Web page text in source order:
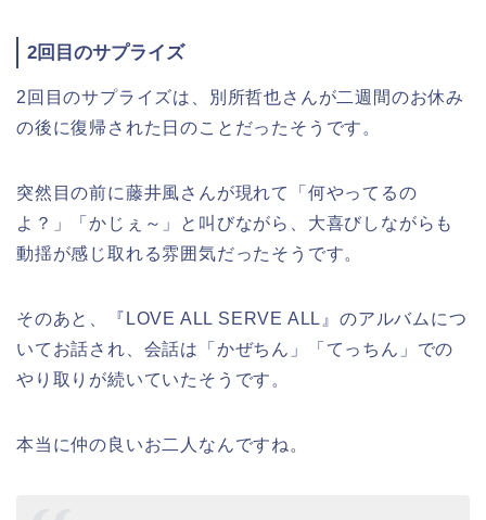
2回目のサプライズ
2回目のサプライズは、別所哲也さんが二週間のお休み
の後に復帰された日のことだったそうです。
突然目の前に藤井風さんが現れて「何やってるの
よ？」「かじぇ～」と叫びながら、大喜びしながらも
動揺が感じ取れる雰囲気だったそうです。
そのあと、『LOVE ALL SERVE ALL』のアルバムにつ
いてお話され、会話は「かぜちん」「てっちん」での
やり取りが続いていたそうです。
本当に仲の良いお二人なんですね。